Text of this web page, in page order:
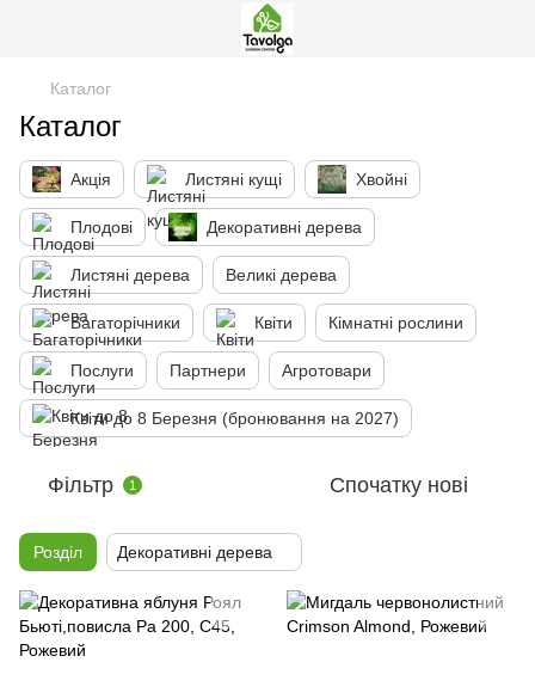
Каталог
Каталог
Акція Листяні кущі Хвойні
Плодові Декоративні дерева
Листяні дерева Великі дерева
Багаторічники Квіти Кімнатні рослини
Послуги Партнери Агротовари
Квіти до 8 Березня (бронювання на 2027)
Фільтр 1 Спочатку нові
Розділ Декоративні дерева